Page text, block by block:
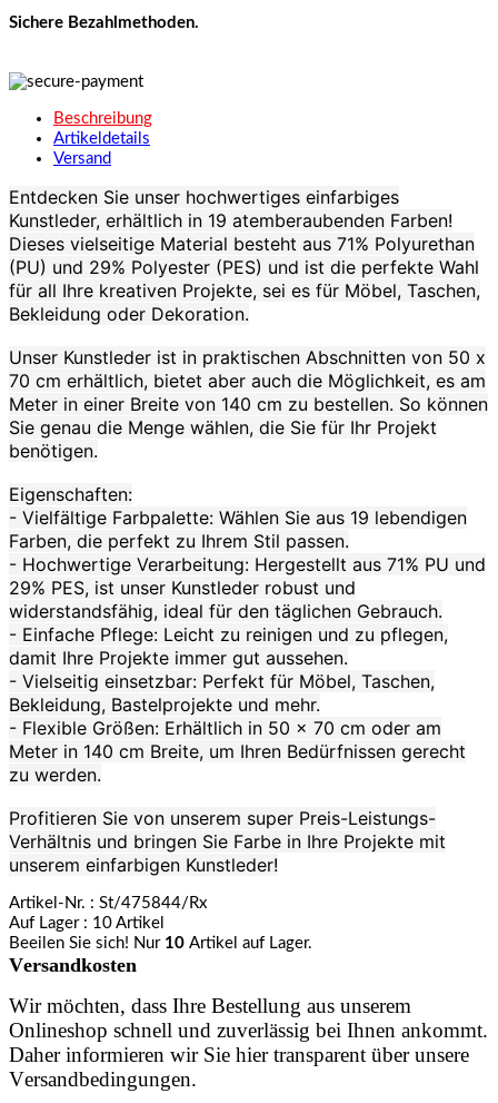
Sichere Bezahlmethoden.
Beschreibung
Artikeldetails
Versand
Entdecken Sie unser hochwertiges einfarbiges
Kunstleder, erhältlich in 19 atemberaubenden Farben!
Dieses vielseitige Material besteht aus 71% Polyurethan
(PU) und 29% Polyester (PES) und ist die perfekte Wahl
für all Ihre kreativen Projekte, sei es für Möbel, Taschen,
Bekleidung oder Dekoration.
Unser Kunstleder ist in praktischen Abschnitten von 50 x
70 cm erhältlich, bietet aber auch die Möglichkeit, es am
Meter in einer Breite von 140 cm zu bestellen. So können
Sie genau die Menge wählen, die Sie für Ihr Projekt
benötigen.
Eigenschaften:
- Vielfältige Farbpalette: Wählen Sie aus 19 lebendigen
Farben, die perfekt zu Ihrem Stil passen.
- Hochwertige Verarbeitung: Hergestellt aus 71% PU und
29% PES, ist unser Kunstleder robust und
widerstandsfähig, ideal für den täglichen Gebrauch.
- Einfache Pflege: Leicht zu reinigen und zu pflegen,
damit Ihre Projekte immer gut aussehen.
- Vielseitig einsetzbar: Perfekt für Möbel, Taschen,
Bekleidung, Bastelprojekte und mehr.
- Flexible Größen: Erhältlich in 50 x 70 cm oder am
Meter in 140 cm Breite, um Ihren Bedürfnissen gerecht
zu werden.
Profitieren Sie von unserem super Preis-Leistungs-
Verhältnis und bringen Sie Farbe in Ihre Projekte mit
unserem einfarbigen Kunstleder!
Artikel-Nr. : St/475844/Rx
Auf Lager : 10 Artikel
Beeilen Sie sich! Nur 10 Artikel auf Lager.
Versandkosten
Wir möchten, dass Ihre Bestellung aus unserem
Onlineshop schnell und zuverlässig bei Ihnen ankommt.
Daher informieren wir Sie hier transparent über unsere
Versandbedingungen.